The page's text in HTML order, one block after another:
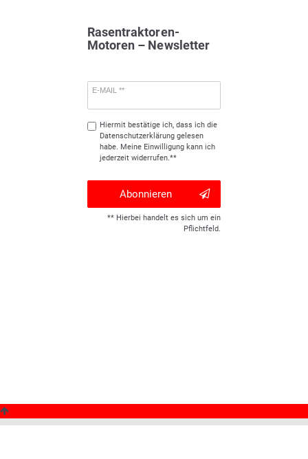
Rasentraktoren-
Motoren – Newsletter
E-MAIL **
Hiermit bestätige ich, dass ich die
Daten­schutz­erklärunggelesen
habe. Meine Einwilligung kann ich
jederzeit widerrufen.**
Abonnieren
** Hierbei handelt es sich um ein
Pflichtfeld.